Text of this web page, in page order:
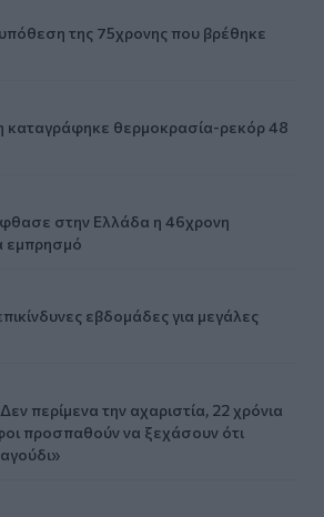
της 75χρονης που βρέθηκε
καταγράφηκε θερμοκρασία-ρεκόρ 48
στην Ελλάδα η 46χρονη
εμπρησμό
εβδομάδες για μεγάλες
περίμενα την αχαριστία, 22 χρόνια
προσπαθούν να ξεχάσουν ότι